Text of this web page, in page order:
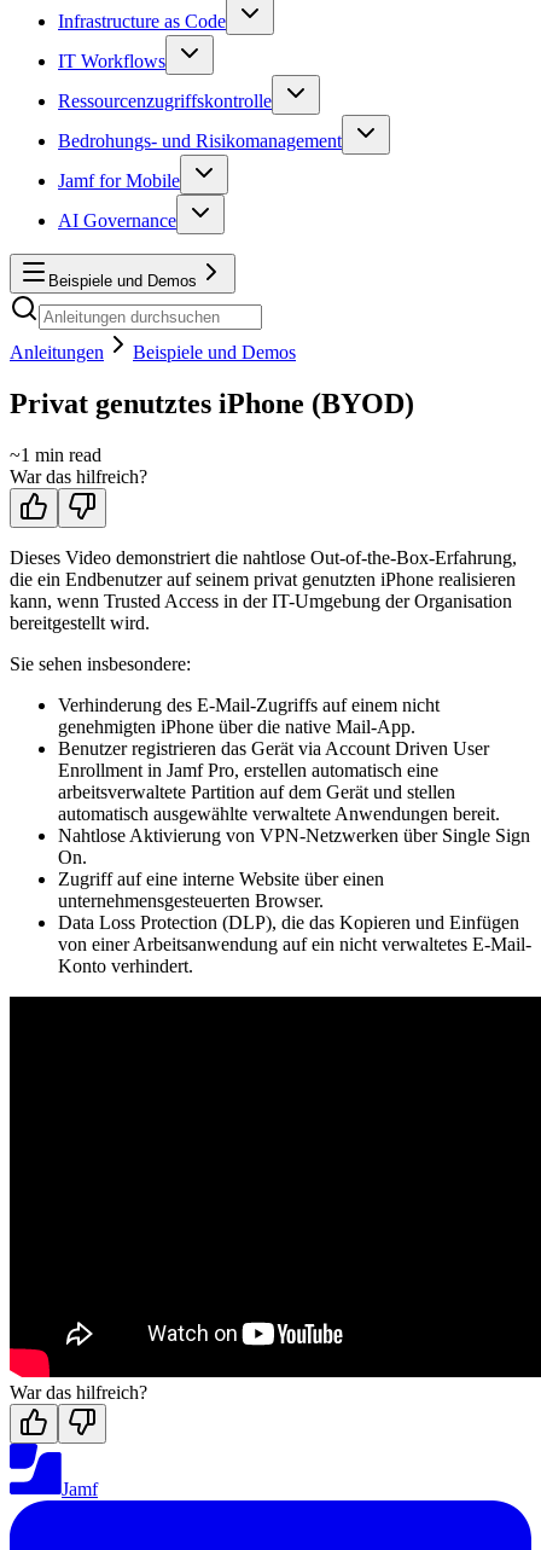
Infrastructure as Code
IT Workflows
Ressourcenzugriffskontrolle
Bedrohungs- und Risikomanagement
Jamf for Mobile
AI Governance
Beispiele und Demos
Anleitungen Beispiele und Demos
Privat genutztes iPhone (BYOD)
~1 min read
War das hilfreich?
Dieses Video demonstriert die nahtlose Out-of-the-Box-Erfahrung,
die ein Endbenutzer auf seinem privat genutzten iPhone realisieren
kann, wenn Trusted Access in der IT-Umgebung der Organisation
bereitgestellt wird.
Sie sehen insbesondere:
Verhinderung des E-Mail-Zugriffs auf einem nicht
genehmigten iPhone über die native Mail-App.
Benutzer registrieren das Gerät via Account Driven User
Enrollment in Jamf Pro, erstellen automatisch eine
arbeitsverwaltete Partition auf dem Gerät und stellen
automatisch ausgewählte verwaltete Anwendungen bereit.
Nahtlose Aktivierung von VPN-Netzwerken über Single Sign
On.
Zugriff auf eine interne Website über einen
unternehmensgesteuerten Browser.
Data Loss Protection (DLP), die das Kopieren und Einfügen
von einer Arbeitsanwendung auf ein nicht verwaltetes E-Mail-
Konto verhindert.
War das hilfreich?
Jamf